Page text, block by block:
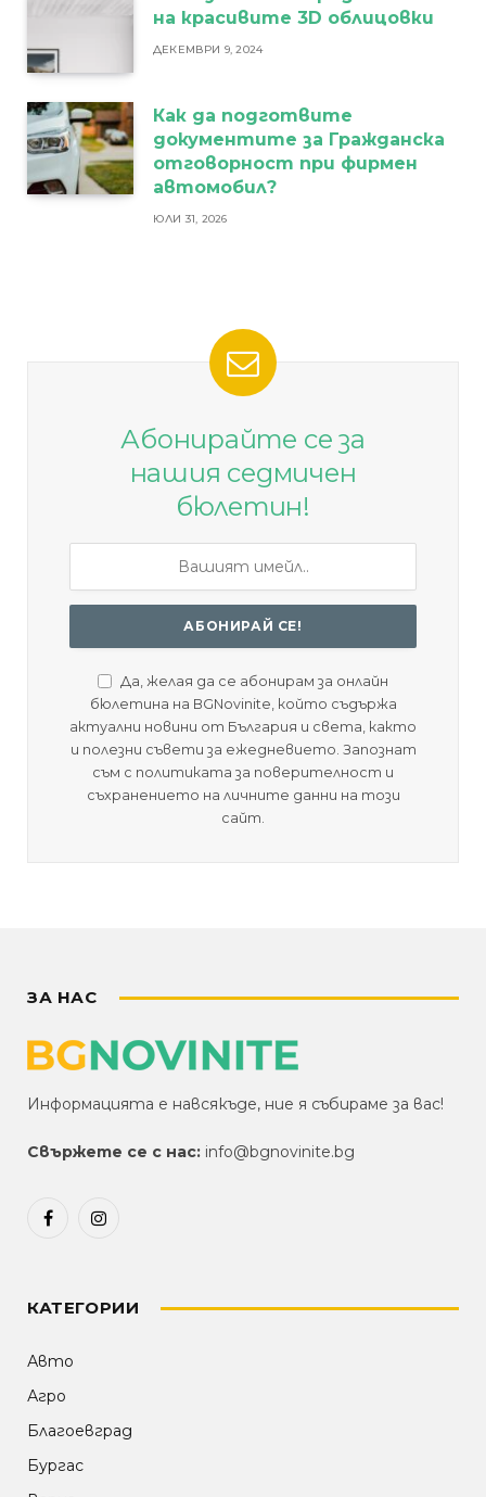
на красивите 3D облицовки
ДЕКЕМВРИ 9, 2024
Как да подготвите
документите за Гражданска
отговорност при фирмен
автомобил?
ЮЛИ 31, 2026
Абонирайте се за
нашия седмичен
бюлетин!
Да, желая да се абонирам за онлайн
бюлетина на BGNovinite, който съдържа
актуални новини от България и света, както
и полезни съвети за ежедневието. Запознат
съм с политиката за поверителност и
съхранението на личните данни на този
сайт.
ЗА НАС
Информацията е навсякъде, ние я събираме за вас!
Свържете се с нас: info@bgnovinite.bg
FacebookInstagram
КАТЕГОРИИ
Авто
Агро
Благоевград
Бургас